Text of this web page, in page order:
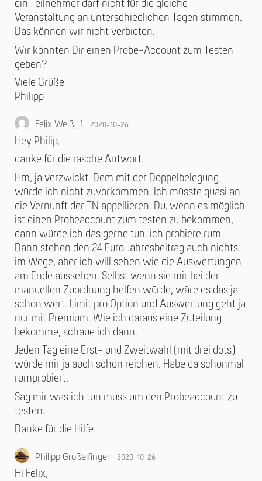
ein Teilnehmer darf nicht für die gleiche
Veranstaltung an unterschiedlichen Tagen stimmen.
Das können wir nicht verbieten.
Wir könnten Dir einen Probe-Account zum Testen
geben?
Viele Grüße
Philipp
Felix Weiß_1 2020-10-26
Hey Philip,
danke für die rasche Antwort.
Hm, ja verzwickt. Dem mit der Doppelbelegung
würde ich nicht zuvorkommen. Ich müsste quasi an
die Vernunft der TN appellieren. Du, wenn es möglich
ist einen Probeaccount zum testen zu bekommen,
dann würde ich das gerne tun. ich probiere rum.
Dann stehen den 24 Euro Jahresbeitrag auch nichts
im Wege, aber ich will sehen wie die Auswertungen
am Ende aussehen. Selbst wenn sie mir bei der
manuellen Zuordnung helfen würde, wäre es das ja
schon wert. Limit pro Option und Auswertung geht ja
nur mit Premium. Wie ich daraus eine Zuteilung
bekomme, schaue ich dann.
Jeden Tag eine Erst- und Zweitwahl (mit drei dots)
würde mir ja auch schon reichen. Habe da schonmal
rumprobiert.
Sag mir was ich tun muss um den Probeaccount zu
testen.
Danke für die Hilfe.
Philipp Großelfinger 2020-10-26
Hi Felix,